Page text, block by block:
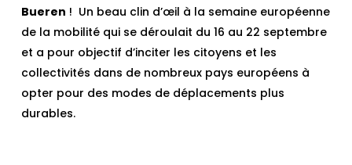
Bueren ! Un beau clin d’œil à la semaine européenne
de la mobilité qui se déroulait du 16 au 22 septembre
et a pour objectif d’inciter les citoyens et les
collectivités dans de nombreux pays européens à
opter pour des modes de déplacements plus
durables.